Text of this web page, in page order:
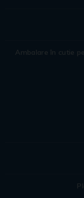
Ambalare în cutie